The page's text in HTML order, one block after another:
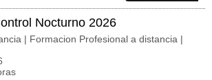
Nocturno 2026
| Formacion Profesional a distancia |